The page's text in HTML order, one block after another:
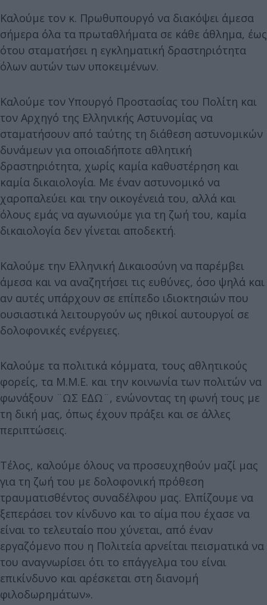
Καλούμε τον κ. Πρωθυπουργό να διακόψει άμεσα
σήμερα όλα τα πρωταθλήματα σε κάθε άθλημα, έως
ότου σταματήσει η εγκληματική δραστηριότητα
όλων αυτών των υποκειμένων.
Καλούμε τον Υπουργό Προστασίας του Πολίτη και
τον Αρχηγό της Ελληνικής Αστυνομίας να
σταματήσουν από ταύτης τη διάθεση αστυνομικών
δυνάμεων για οποιαδήποτε αθλητική
δραστηριότητα, χωρίς καμία καθυστέρηση και
καμία δικαιολογία. Με έναν αστυνομικό να
χαροπαλεύει και την οικογένειά του, αλλά και
όλους εμάς να αγωνιούμε για τη ζωή του, καμία
δικαιολογία δεν γίνεται αποδεκτή.
Καλούμε την Ελληνική Δικαιοσύνη να παρέμβει
άμεσα και να αναζητήσει τις ευθύνες, όσο ψηλά και
αν αυτές υπάρχουν σε επίπεδο ιδιοκτησιών που
ουσιαστικά λειτουργούν ως ηθικοί αυτουργοί σε
δολοφονικές ενέργειες.
Καλούμε τα πολιτικά κόμματα, τους αθλητικούς
φορείς, τα Μ.Μ.Ε. και την κοινωνία των πολιτών να
φωνάξουν ¨ΩΣ ΕΔΩ¨, ενώνοντας τη φωνή τους με
τη δική μας, όπως έχουν πράξει και σε άλλες
περιπτώσεις.
Τέλος, καλούμε όλους να προσευχηθούν μαζί μας
για τη ζωή του με δολοφονική πρόθεση
τραυματισθέντος συναδέλφου μας. Ελπίζουμε να
ξεπεράσει τον κίνδυνο και το αίμα που έχασε να
είναι το τελευταίο που χύνεται, από έναν
εργαζόμενο που η Πολιτεία αρνείται πεισματικά να
του αναγνωρίσει ότι το επάγγελμα του είναι
επικίνδυνο και αρέσκεται στη διανομή
φιλοδωρημάτων».